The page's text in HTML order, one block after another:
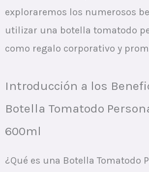
exploraremos los numerosos
utilizar una botella tomatodo
como regalo corporativo y
Introducción a los
Botella Tomatodo
600ml
¿Qué es una Botella Tomatodo